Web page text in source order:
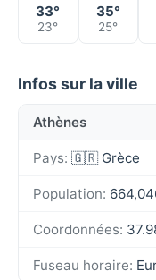
33°
23°
35°
25°
Infos sur la ville
Athènes
Pays: 🇬🇷 Grèce
Population:
Coordonnées:
Fuseau horaire: